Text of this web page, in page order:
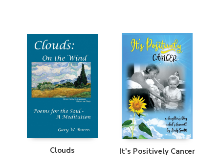
Clouds It's Positively Cancer